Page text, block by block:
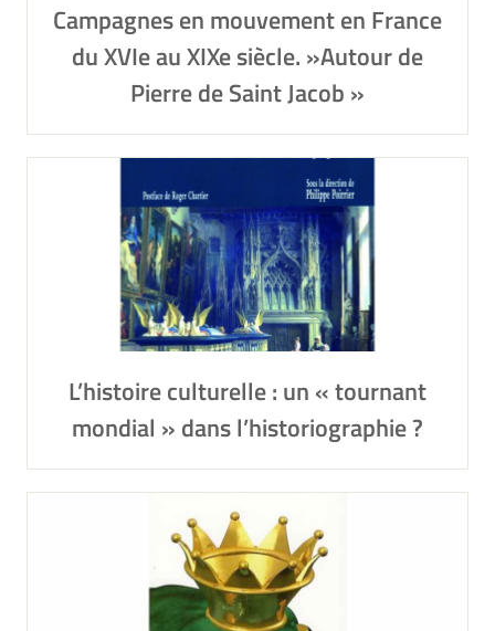
Campagnes en mouvement en France
du XVIe au XIXe siècle. »Autour de
Pierre de Saint Jacob »
L’histoire culturelle : un « tournant
mondial » dans l’historiographie ?